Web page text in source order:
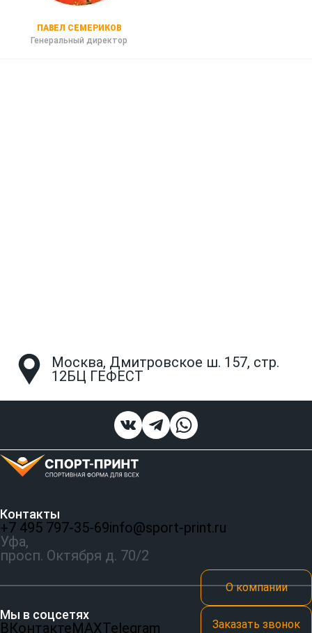
ПАВЕЛ СЕМЕРИКОВ
Генеральный директор
Москва, Дмитровское ш. 157, стр.
12БЦ ГЕФЕСТ
Контакты
+7 495 797‑35-69info@sport-print.ru
Уфа,
просп. Октября д. 70/2
Мы в соцсетях
ВКонтактеMAXTelegram
О компании
Заказать звонок